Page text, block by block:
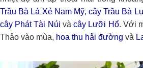
Trầu Bà Lá Xẻ Nam Mỹ, cây Trầu Bà
cây Phát Tài Núi vàcây Lưỡi Hổ. Với
Thảo vào mùa, hoa thu hải đường và